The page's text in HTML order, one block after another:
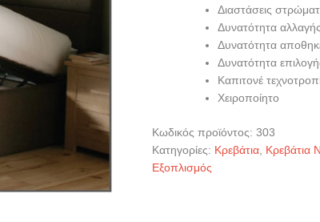
€950.00.είναι:
€650.00.
Διαστάσεις
Δυνατότητα
Δυνατότητα
Δυνατότητα
Καπιτονέ
Χειροποίητο
Κωδικός προϊόντος:303
Κατηγορίες: Κρεβάτια Κρεβάτια
Εξοπλισμός